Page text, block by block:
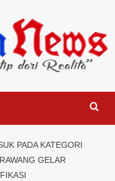
PADA KATEGORI
GELAR